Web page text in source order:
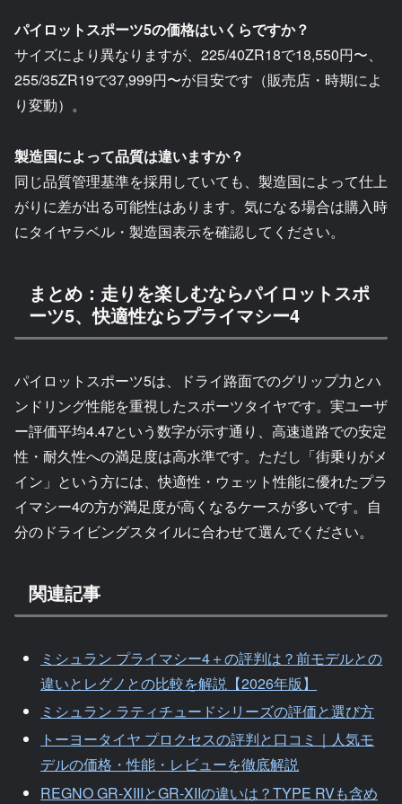
パイロットスポーツ5の価格はいくらですか？
サイズにより異なりますが、225/40ZR18で18,550円〜、
255/35ZR19で37,999円〜が目安です（販売店・時期によ
り変動）。
製造国によって品質は違いますか？
同じ品質管理基準を採用していても、製造国によって仕上
がりに差が出る可能性はあります。気になる場合は購入時
にタイヤラベル・製造国表示を確認してください。
まとめ：走りを楽しむならパイロットスポ
ーツ5、快適性ならプライマシー4
パイロットスポーツ5は、ドライ路面でのグリップ力とハ
ンドリング性能を重視したスポーツタイヤです。実ユーザ
ー評価平均4.47という数字が示す通り、高速道路での安定
性・耐久性への満足度は高水準です。ただし「街乗りがメ
イン」という方には、快適性・ウェット性能に優れたプラ
イマシー4の方が満足度が高くなるケースが多いです。自
分のドライビングスタイルに合わせて選んでください。
関連記事
ミシュラン プライマシー4＋の評判は？前モデルとの
違いとレグノとの比較を解説【2026年版】
ミシュラン ラティチュードシリーズの評価と選び方
トーヨータイヤ プロクセスの評判と口コミ｜人気モ
デルの価格・性能・レビューを徹底解説
REGNO GR-XIIIとGR-XIIの違いは？TYPE RVも含め